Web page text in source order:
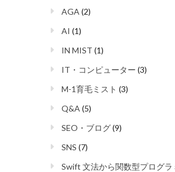
AGA (2)
AI (1)
IN MIST (1)
IT・コンピューター (3)
M-1育毛ミスト (3)
Q&A (5)
SEO・ブログ(9)
SNS (7)
Swift 文法から関数型プログラ